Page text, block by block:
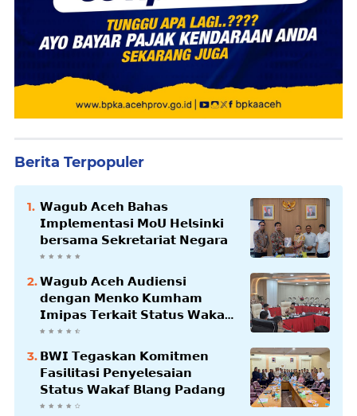
Berita Terpopuler
𝗪𝗮𝗴𝘂𝗯 𝗔𝗰𝗲𝗵 𝗕𝗮𝗵𝗮𝘀
𝗜𝗺𝗽𝗹𝗲𝗺𝗲𝗻𝘁𝗮𝘀𝗶 𝗠𝗼𝗨 𝗛𝗲𝗹𝘀𝗶𝗻𝗸𝗶
𝗯𝗲𝗿𝘀𝗮𝗺𝗮 𝗦𝗲𝗸𝗿𝗲𝘁𝗮𝗿𝗶𝗮𝘁 𝗡𝗲𝗴𝗮𝗿𝗮
𝗪𝗮𝗴𝘂𝗯 𝗔𝗰𝗲𝗵 𝗔𝘂𝗱𝗶𝗲𝗻𝘀𝗶
𝗱𝗲𝗻𝗴𝗮𝗻 𝗠𝗲𝗻𝗸𝗼 𝗞𝘂𝗺𝗵𝗮𝗺
𝗜𝗺𝗶𝗽𝗮𝘀 𝗧𝗲𝗿𝗸𝗮𝗶𝘁 𝗦𝘁𝗮𝘁𝘂𝘀 𝗪𝗮𝗸𝗮𝗳
𝗕𝗹𝗮𝗻𝗴𝗽𝗮𝗱𝗮𝗻𝗴
𝗕𝗪𝗜 𝗧𝗲𝗴𝗮𝘀𝗸𝗮𝗻 𝗞𝗼𝗺𝗶𝘁𝗺𝗲𝗻
𝗙𝗮𝘀𝗶𝗹𝗶𝘁𝗮𝘀𝗶 𝗣𝗲𝗻𝘆𝗲𝗹𝗲𝘀𝗮𝗶𝗮𝗻
𝗦𝘁𝗮𝘁𝘂𝘀 𝗪𝗮𝗸𝗮𝗳 𝗕𝗹𝗮𝗻𝗴 𝗣𝗮𝗱𝗮𝗻𝗴